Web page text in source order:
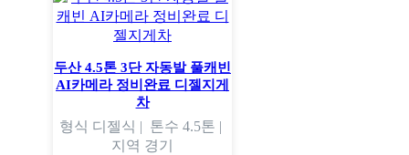
두산 4.5톤 3단 자동발 풀캐빈
AI카메라 정비완료 디젤지게
차
형식 디젤식 | 톤수 4.5톤 |
지역 경기